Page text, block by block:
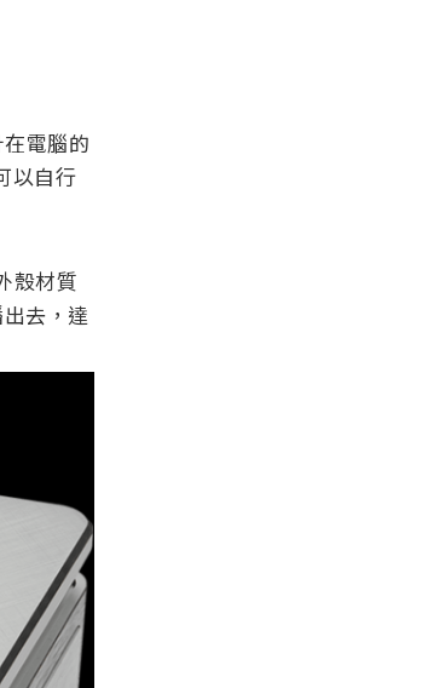
電腦的
以自行
殼材質
去，達